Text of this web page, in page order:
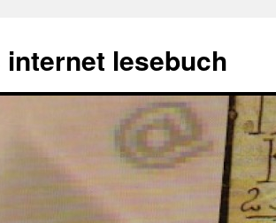
lesebuch